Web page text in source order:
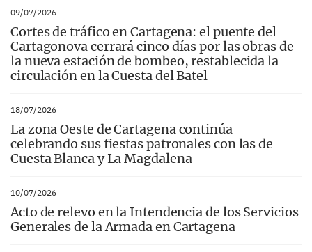
09/07/2026
Cortes de tráfico en Cartagena: el puente del
Cartagonova cerrará cinco días por las obras de
la nueva estación de bombeo, restablecida la
circulación en la Cuesta del Batel
18/07/2026
La zona Oeste de Cartagena continúa
celebrando sus fiestas patronales con las de
Cuesta Blanca y La Magdalena
10/07/2026
Acto de relevo en la Intendencia de los Servicios
Generales de la Armada en Cartagena